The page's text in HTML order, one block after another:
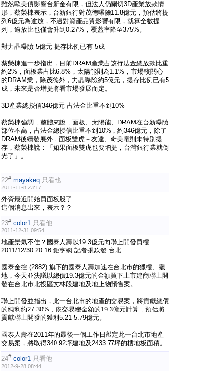
雖然歐美債影響台新金有限，但法人仍關切3D產業放款情
形，蔡榮棟表示，台新銀行對茂德曝險11.8億元，預估將提
列6億元為逾放，不過對資產品質影響有限，就算全數提
列，逾放比也僅會升到0.27%，覆蓋率降至375%。
對力晶曝險 5億元 提存比例已有 5成
蔡榮棟進一步指出，目前DRAM產業占該行法金總放款比重
約2%，面板業占比6.8%，太陽能則為1.1%，市場較關心
的DRAM業，除茂德外，力晶曝險約5億元，提存比例已有5
成，未來是否增提將看市場發展而定。
3D產業總授信346億元 占法金比重不到10%
蔡榮棟強調，整體來說，面板、太陽能、DRAM在台新曝險
部位不高，占法金總授信比重不到10%，約346億元，除了
DRAM後續發展外，面板雙虎－友達、奇美電則未特別提
存，蔡榮棟說：「如果面板雙虎也要增提，台灣銀行業就倒
光了」。
22# mayakeq 只看他
2011-11-8 23:17
外資最近開始買面板股了
這個消息出來，表示？？
23# color1 只看他
2011-12-31 09:54
地產景氣不佳？國泰人壽以19.3億元向聯上開發買樓
2011/12/30 20:16 鉅亨網 記者張欽發 台北
國泰金控 (2882) 旗下的國泰人壽加速在台北市的獵樓、獵
地，今天並決議以總價19.3億元的金額買下上市建商聯上開
發在台北市北投區文林段建地及地上物預售案。
聯上開發並指出，此一台北市的地產的交易案，將貢獻總價
的純利約27-30%，依交易總金額的19.3億元計算，預估將
貢獻聯上開發的獲利5.21-5.79億元。
國泰人壽在2011年的最後一個工作日敲定此一台北市地產
交易案，將取得340.92坪建地及2433.77坪的樓地板面積。
24# color1 只看他
2012-9-28 08:44